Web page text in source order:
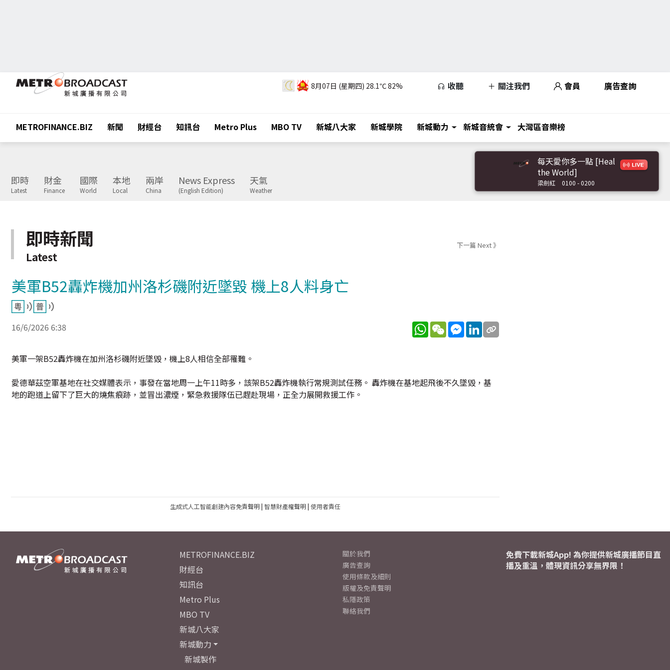
8月07日 (星期四) 28.1℃82% 收聽 關注我們 會員 廣告查詢
METROFINANCE.BIZ 新聞 財經台 知訊台 Metro Plus MBO TV 新城八大家 新城學院 新城動力 新城音統會 大灣區音樂榜
即時
Latest
財金
Finance
國際
World
本地
Local
兩岸
China
News Express
(English Edition)
天氣
Weather
每天愛你多一點 [Heal
the World]
梁劍紅 0100 - 0200
即時新聞
Latest
下一篇 Next 》
美軍B52轟炸機加州洛杉磯附近墜毀 機上8人料身亡
16/6/2026 6:38 WhatsApp
WeChatMessenger
LinkedIn
美軍一架B52轟炸機在加州洛杉磯附近墜毀，機上8人相信全部罹難。
愛德華茲空軍基地在社交媒體表示，事發在當地周一上午11時多，該架B52轟炸機執行常規測試任務。 轟炸機在基地起飛後不久墜毀，基
地的跑道上留下了巨大的燒焦痕跡，並冒出濃煙，緊急救援隊伍已趕赴現場，正全力展開救援工作。
生成式人工智能創建內容免責聲明| 智慧財產權聲明| 使用者責任
METROFINANCE.BIZ
財經台
知訊台
Metro Plus
MBO TV
新城八大家
新城動力
新城製作
關於我們
廣告查詢
使用條款及細則
版權及免責聲明
私隱政策
聯絡我們
免費下載新城App! 為你提供新城廣播節目直
播及重溫，體現資訊分享無界限！